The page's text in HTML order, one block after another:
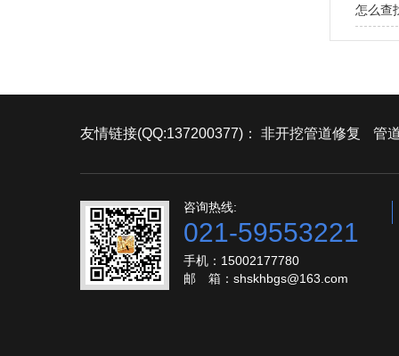
怎么查
友情链接(QQ:137200377)： 非开挖管道修复 管
咨询热线:
021-59553221
手机：15002177780
邮 箱：shskhbgs@163.com